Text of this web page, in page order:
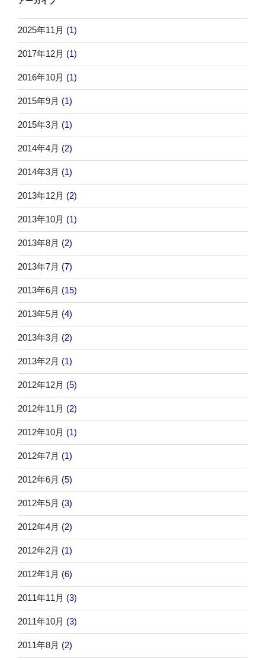
2025年11月 (1)
2017年12月 (1)
2016年10月 (1)
2015年9月 (1)
2015年3月 (1)
2014年4月 (2)
2014年3月 (1)
2013年12月 (2)
2013年10月 (1)
2013年8月 (2)
2013年7月 (7)
2013年6月 (15)
2013年5月 (4)
2013年3月 (2)
2013年2月 (1)
2012年12月 (5)
2012年11月 (2)
2012年10月 (1)
2012年7月 (1)
2012年6月 (5)
2012年5月 (3)
2012年4月 (2)
2012年2月 (1)
2012年1月 (6)
2011年11月 (3)
2011年10月 (3)
2011年8月 (2)